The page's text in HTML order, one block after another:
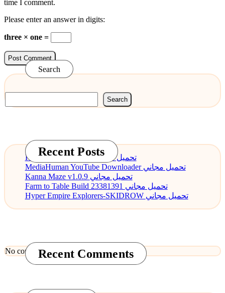
time I comment.
Please enter an answer in digits:
three × one =
Search
Search
Recent PostsPDF Annotator 9.0.0 تحميل مجاني
MediaHuman YouTube Downloader تحميل مجاني
Kanna Maze v1.0.9 تحميل مجاني
Farm to Table Build 23381391 تحميل مجاني
Hyper Empire Explorers-SKIDROW تحميل مجاني
Recent Comments
No comments to show.